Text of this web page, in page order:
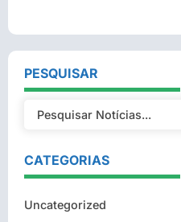
PESQUISAR
CATEGORIAS
Uncategorized